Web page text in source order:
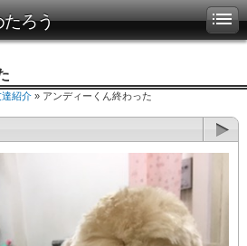
たろう
紹介 » アンディーくん終わった